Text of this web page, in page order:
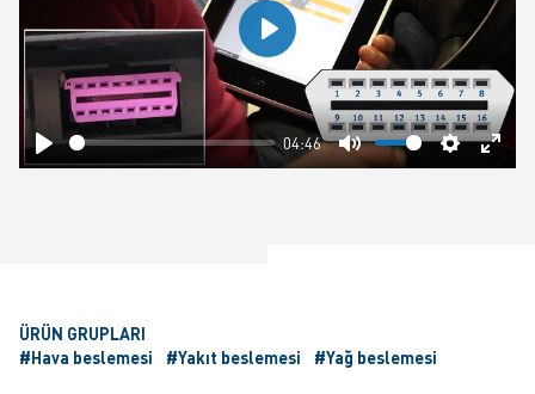
Play
04:46
Mute Settings
Play
ÜRÜN GRUPLARI
#Hava beslemesi
#Yakıt beslemesi #Yağ beslemesi